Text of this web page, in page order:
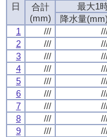
日
合計
(mm)
最大1
降水量(mm)
1
///
2
///
3
///
4
///
5
///
6
///
7
///
8
///
9
///